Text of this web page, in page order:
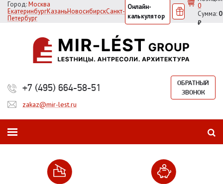
Город:Москва
ЕкатеринбургКазаньНовосибирскСанкт-
Петербург
Онлайн-
калькулятор
0
Сумма: 0
₽
+7 (495) 664-58-51
ОБРАТНЫЙ
ЗВОНОК
zakaz@mir-lest.ru